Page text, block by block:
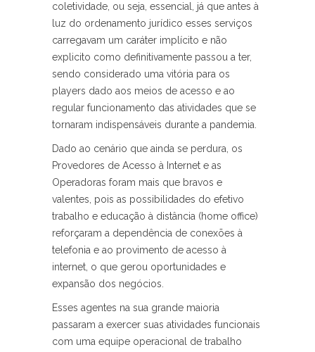
coletividade, ou seja, essencial, já que antes à
luz do ordenamento jurídico esses serviços
carregavam um caráter implícito e não
explicito como definitivamente passou a ter,
sendo considerado uma vitória para os
players dado aos meios de acesso e ao
regular funcionamento das atividades que se
tornaram indispensáveis durante a pandemia.
Dado ao cenário que ainda se perdura, os
Provedores de Acesso à Internet e as
Operadoras foram mais que bravos e
valentes, pois as possibilidades do efetivo
trabalho e educação à distância (home office)
reforçaram a dependência de conexões à
telefonia e ao provimento de acesso à
internet, o que gerou oportunidades e
expansão dos negócios.
Esses agentes na sua grande maioria
passaram a exercer suas atividades funcionais
com uma equipe operacional de trabalho